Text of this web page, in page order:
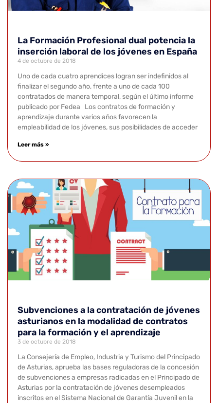
La Formación Profesional dual potencia la
inserción laboral de los jóvenes en España
4 de octubre de 2018
Uno de cada cuatro aprendices logran ser indefinidos al
finalizar el segundo año, frente a uno de cada 100
contratados de manera temporal, según el último informe
publicado por Fedea Los contratos de formación y
aprendizaje durante varios años favorecen la
empleabilidad de los jóvenes, sus posibilidades de acceder
Leer más »
Subvenciones a la contratación de jóvenes
asturianos en la modalidad de contratos
para la formación y el aprendizaje
3 de octubre de 2018
La Consejería de Empleo, Industria y Turismo del Principado
de Asturias, aprueba las bases reguladoras de la concesión
de subvenciones a empresas radicadas en el Principado de
Asturias por la contratación de jóvenes desempleados
inscritos en el Sistema Nacional de Garantía Juvenil en la